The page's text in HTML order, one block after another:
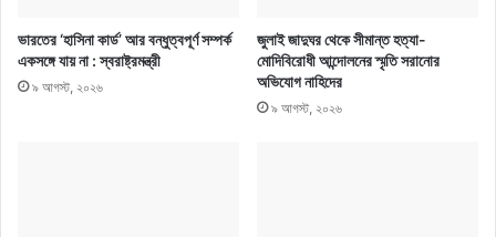
ভারতের ‘হাসিনা কার্ড’ আর বন্ধুত্বপূর্ণ সম্পর্ক
একসঙ্গে যায় না : স্বরাষ্ট্রমন্ত্রী
৯ আগস্ট, ২০২৬
জুলাই জাদুঘর থেকে সীমান্ত হত্যা-
মোদিবিরোধী আন্দোলনের স্মৃতি সরানোর
অভিযোগ নাহিদের
৯ আগস্ট, ২০২৬